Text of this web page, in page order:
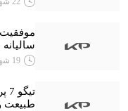
19 شهریور 1403
طبیعت